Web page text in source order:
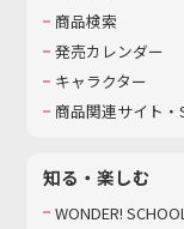
商品検索
発売カレンダー
キャラクター
商品関連サイト・
知る・楽しむ
WONDER!